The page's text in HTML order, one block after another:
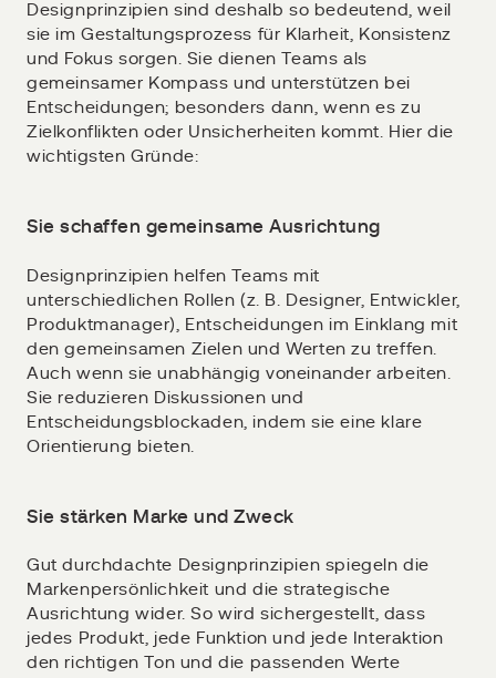
Designprinzipien sind deshalb so bedeutend, weil
sie im Gestaltungsprozess für Klarheit, Konsistenz
und Fokus sorgen. Sie dienen Teams als
gemeinsamer Kompass und unterstützen bei
Entscheidungen; besonders dann, wenn es zu
Zielkonflikten oder Unsicherheiten kommt. Hier die
wichtigsten Gründe:
Sie schaffen gemeinsame Ausrichtung
Designprinzipien helfen Teams mit
unterschiedlichen Rollen (z. B. Designer, Entwickler,
Produktmanager), Entscheidungen im Einklang mit
den gemeinsamen Zielen und Werten zu treffen.
Auch wenn sie unabhängig voneinander arbeiten.
Sie reduzieren Diskussionen und
Entscheidungsblockaden, indem sie eine klare
Orientierung bieten.
Sie stärken Marke und Zweck
Gut durchdachte Designprinzipien spiegeln die
Markenpersönlichkeit und die strategische
Ausrichtung wider. So wird sichergestellt, dass
jedes Produkt, jede Funktion und jede Interaktion
den richtigen Ton und die passenden Werte